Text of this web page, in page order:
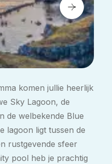
komen jullie heerlijk
Sky Lagoon, de
de welbekende Blue
lagoon ligt tussen de
rustgevende sfeer
pool heb je prachtig